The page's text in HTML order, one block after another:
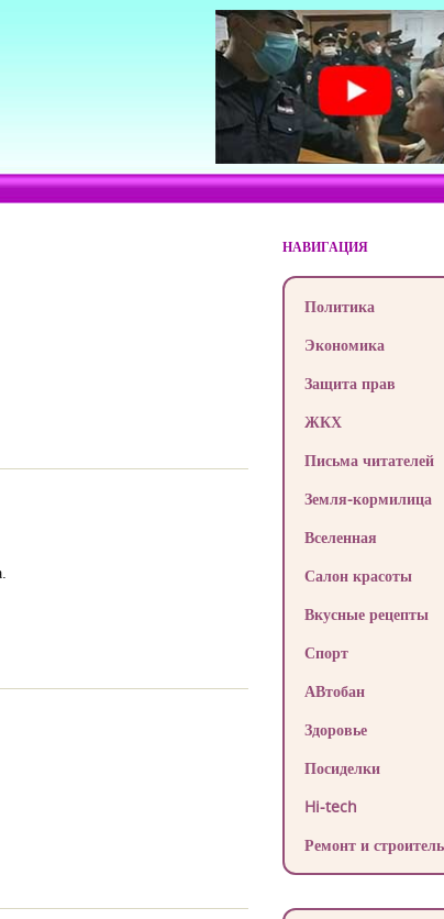
НАВИГАЦИЯ
Политика
Экономика
Защита прав
ЖКХ
Письма читателей
Земля-кормилица
Вселенная
Салон красоты
Вкусные рецепты
Спорт
АВтобан
Здоровье
Посиделки
Hi-tech
Ремонт и